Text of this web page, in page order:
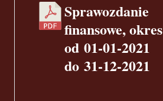
Sprawozdanie
finansowe, okres
od 01-01-2021
do 31-12-2021